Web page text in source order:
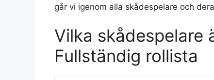
går vi igenom alla skådespelare och
Vilka skådespelare
Fullständig rollista